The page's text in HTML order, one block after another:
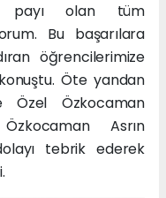
payı olan tüm
Bu başarılara
öğrencilerimize
Öte yandan
Özel Özkocaman
Asrın
tebrik ederek